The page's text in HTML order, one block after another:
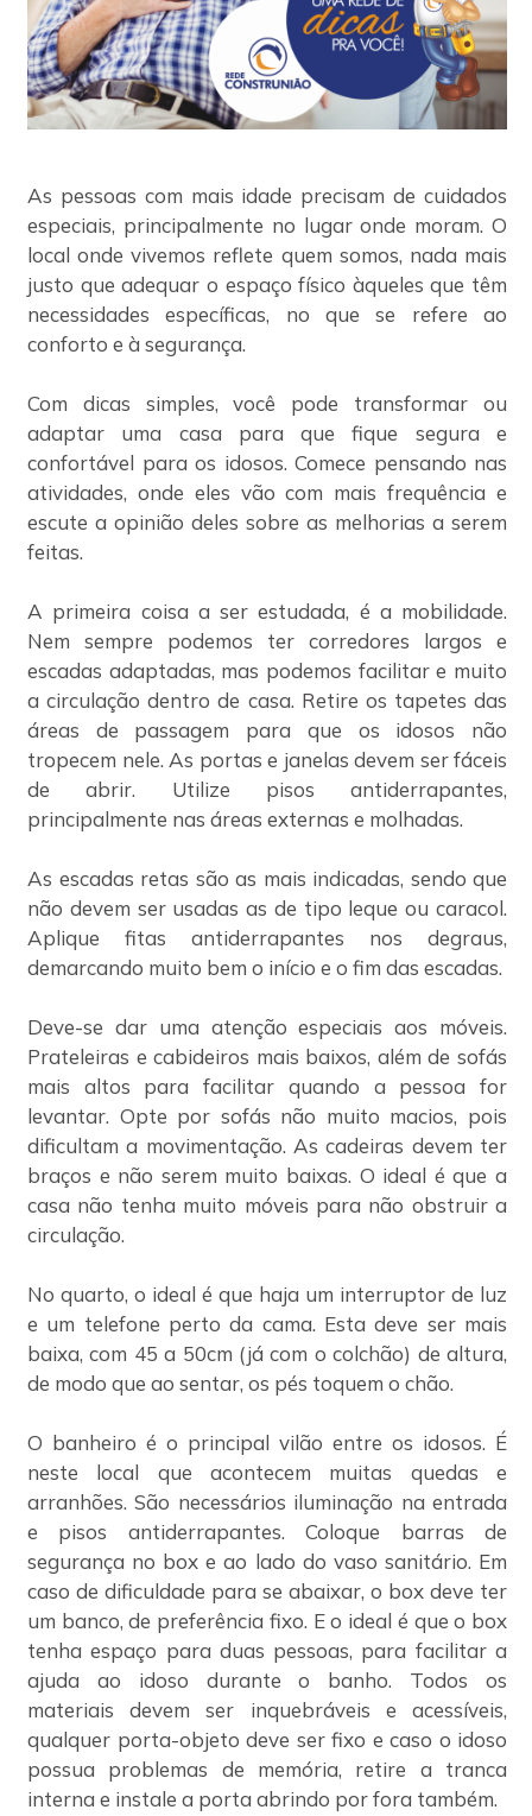
As pessoas com mais idade precisam de cuidados
especiais, principalmente no lugar onde moram. O
local onde vivemos reflete quem somos, nada mais
justo que adequar o espaço físico àqueles que têm
necessidades específicas, no que se refere ao
conforto e à segurança.
Com dicas simples, você pode transformar ou
adaptar uma casa para que fique segura e
confortável para os idosos. Comece pensando nas
atividades, onde eles vão com mais frequência e
escute a opinião deles sobre as melhorias a serem
feitas.
A primeira coisa a ser estudada, é a mobilidade.
Nem sempre podemos ter corredores largos e
escadas adaptadas, mas podemos facilitar e muito
a circulação dentro de casa. Retire os tapetes das
áreas de passagem para que os idosos não
tropecem nele. As portas e janelas devem ser fáceis
de abrir. Utilize pisos antiderrapantes,
principalmente nas áreas externas e molhadas.
As escadas retas são as mais indicadas, sendo que
não devem ser usadas as de tipo leque ou caracol.
Aplique fitas antiderrapantes nos degraus,
demarcando muito bem o início e o fim das escadas.
Deve-se dar uma atenção especiais aos móveis.
Prateleiras e cabideiros mais baixos, além de sofás
mais altos para facilitar quando a pessoa for
levantar. Opte por sofás não muito macios, pois
dificultam a movimentação. As cadeiras devem ter
braços e não serem muito baixas. O ideal é que a
casa não tenha muito móveis para não obstruir a
circulação.
No quarto, o ideal é que haja um interruptor de luz
e um telefone perto da cama. Esta deve ser mais
baixa, com 45 a 50cm (já com o colchão) de altura,
de modo que ao sentar, os pés toquem o chão.
O banheiro é o principal vilão entre os idosos. É
neste local que acontecem muitas quedas e
arranhões. São necessários iluminação na entrada
e pisos antiderrapantes. Coloque barras de
segurança no box e ao lado do vaso sanitário. Em
caso de dificuldade para se abaixar, o box deve ter
um banco, de preferência fixo. E o ideal é que o box
tenha espaço para duas pessoas, para facilitar a
ajuda ao idoso durante o banho. Todos os
materiais devem ser inquebráveis e acessíveis,
qualquer porta-objeto deve ser fixo e caso o idoso
possua problemas de memória, retire a tranca
interna e instale a porta abrindo por fora também.